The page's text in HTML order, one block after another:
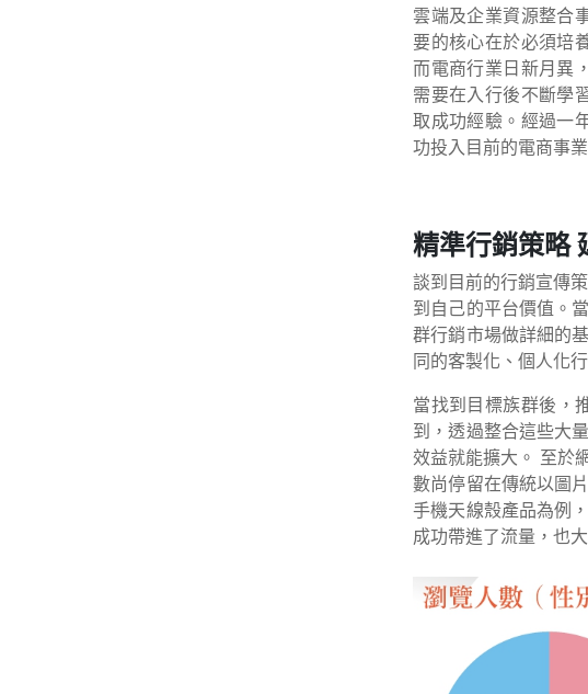
雲端及企業資源整合
要的核心在於必須培
而電商行業日新月異
需要在入行後不斷學
取成功經驗。經過一
功投入目前的電商事
精準行銷策略
談到目前的行銷宣傳
到自己的平台價值。
群行銷市場做詳細的
同的客製化、個人化
當找到目標族群後，
到，透過整合這些大
效益就能擴大。 至於
數尚停留在傳統以圖
手機天線殼產品為例
成功帶進了流量，也